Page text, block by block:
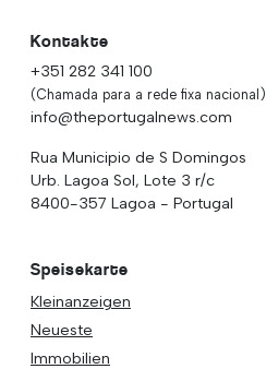
Kontakte
+351 282 341 100
(Chamada para a rede fixa nacional)
info@theportugalnews.com
Rua Municipio de S Domingos
Urb. Lagoa Sol, Lote 3 r/c
8400-357 Lagoa - Portugal
Speisekarte
Kleinanzeigen
Neueste
Immobilien